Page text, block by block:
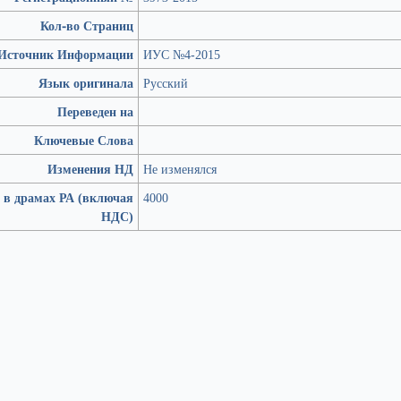
Кол-во Страниц
Информации ИУС №4-2015
Язык оригинала Русский
Переведен на
Ключевые Слова
Изменения НД Не изменялся
в драмах РА (включая
НДС)
4000